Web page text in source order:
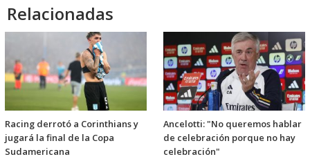
Relacionadas
Racing derrotó a Corinthians y
jugará la final de la Copa
Sudamericana
Ancelotti: "No queremos hablar
de celebración porque no hay
celebración"